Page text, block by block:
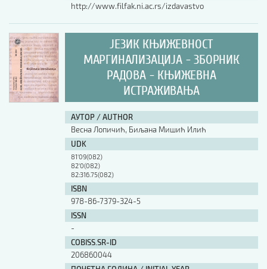
http://www.filfak.ni.ac.rs/izdavastvo
ЈЕЗИК КЊИЖЕВНОСТ
МАРГИНАЛИЗАЦИЈА - ЗБОРНИК
РАДОВА - КЊИЖЕВНА
ИСТРАЖИВАЊА
АУТОР / AUTHOR
Весна Лопичић, Биљана Мишић Илић
UDK
81'09(082)
82'0(082)
82:316.75(082)
ISBN
978-86-7379-324-5
ISSN
-
COBISS.SR-ID
206860044